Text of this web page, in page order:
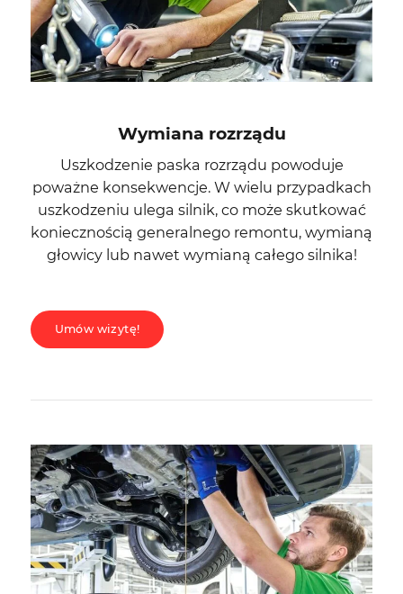
Wymiana rozrządu
Uszkodzenie paska rozrządu powoduje
poważne konsekwencje. W wielu przypadkach
uszkodzeniu ulega silnik, co może skutkować
koniecznością generalnego remontu, wymianą
głowicy lub nawet wymianą całego silnika!
Umów wizytę!